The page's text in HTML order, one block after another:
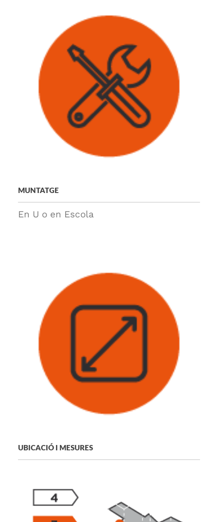
MUNTATGE
En U o en Escola
UBICACIÓ I MESURES